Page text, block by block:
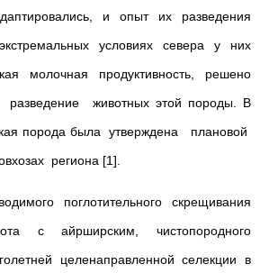
и опыт их разведения
условиях севера у них
молочная продуктивность, решено
животных этой породы. В
порода была утверждена плановой
региона [1].
поглотительного скрещивания
с айрширским, чистопородного
целенаправленной селекции в